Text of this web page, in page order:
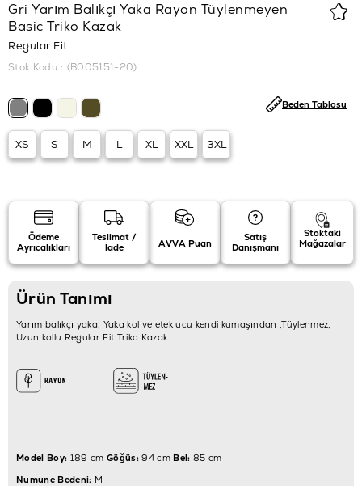
Gri Yarım Balıkçı Yaka Rayon Tüylenmeyen
Basic Triko Kazak
Regular Fit
Stok Kodu (B005151-20)
XS S M L XL XXL 3XL
Beden Tablosu
Ödeme
Ayrıcalıkları
Teslimat /
İade
AVVA Puan
Satış
Danışmanı
Stoktaki
Mağazalar
Ürün Tanımı
Yarım balıkçı yaka, Yaka kol ve etek ucu kendi kumaşından ,Tüylenmez,
Uzun kollu Regular Fit Triko Kazak
Model Boy: 189 cm Göğüs:94 cmBel: 85 cm
Numune Bedeni: M